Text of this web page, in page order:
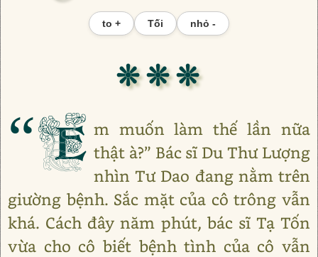
to + Tối nhỏ -
❊ ❊ ❊
“E m muốn làm thế lần nữa
thật à?” Bác sĩ Du Thư Lượng
nhìn Tư Dao đang nằm trên
giường bệnh. Sắc mặt của cô trông vẫn
khá. Cách đây năm phút, bác sĩ Tạ Tốn
vừa cho cô biết bệnh tình của cô vẫn